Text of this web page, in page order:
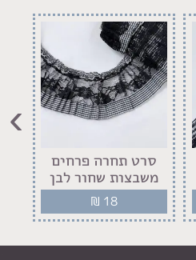
סרט תחרה פרחים
משבצות שחור לבן
₪ 18
›